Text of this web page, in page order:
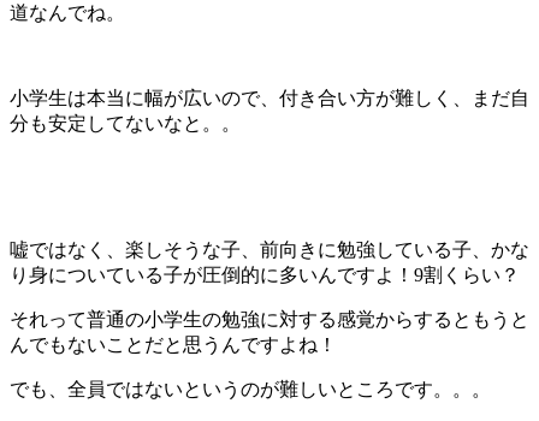
道なんでね。
小学生は本当に幅が広いので、付き合い方が難しく、まだ自
分も安定してないなと。。
嘘ではなく、楽しそうな子、前向きに勉強している子、かな
り身についている子が圧倒的に多いんですよ！9割くらい？
それって普通の小学生の勉強に対する感覚からするともうと
んでもないことだと思うんですよね！
でも、全員ではないというのが難しいところです。。。